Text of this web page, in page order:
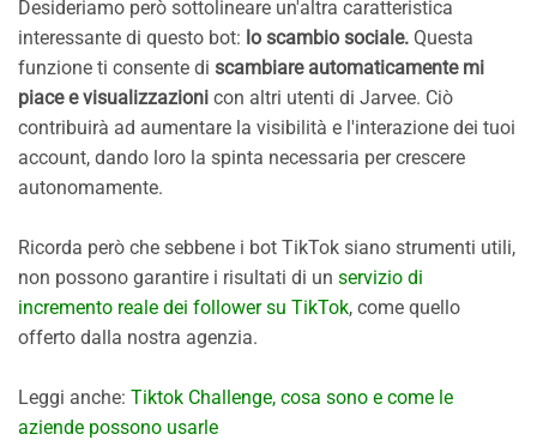
Desideriamo però sottolineare un'altra caratteristica
interessante di questo bot: lo scambio sociale. Questa
funzione ti consente di scambiare automaticamente mi
piace e visualizzazioni con altri utenti di Jarvee. Ciò
contribuirà ad aumentare la visibilità e l'interazione dei tuoi
account, dando loro la spinta necessaria per crescere
autonomamente.
Ricorda però che sebbene i bot TikTok siano strumenti utili,
non possono garantire i risultati di un servizio di
incremento reale dei follower su TikTok, come quello
offerto dalla nostra agenzia.
Leggi anche: Tiktok Challenge, cosa sono e come le
aziende possono usarle